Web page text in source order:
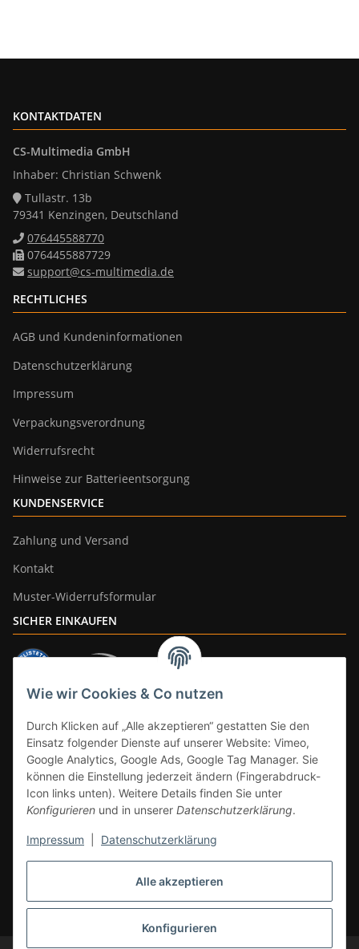
Alle akzeptieren
Konfigurieren
Wie wir Cookies & Co nutzen
Durch Klicken auf „Alle akzeptieren“ gestatten Sie den
Einsatz folgender Dienste auf unserer Website: Vimeo,
Google Analytics, Google Ads, Google Tag Manager. Sie
können die Einstellung jederzeit ändern (Fingerabdruck-
Icon links unten). Weitere Details finden Sie unter
Konfigurieren und in unserer Datenschutzerklärung.
Impressum Datenschutzerklärung
KONTAKTDATEN
CS-Multimedia GmbH
Inhaber: Christian Schwenk
Tullastr. 13b
79341 Kenzingen, Deutschland
076445588770
0764455887729
support@cs-multimedia.de
RECHTLICHES
AGB und Kundeninformationen
Datenschutzerklärung
Impressum
Verpackungsverordnung
Widerrufsrecht
Hinweise zur Batterieentsorgung
KUNDENSERVICE
Zahlung und Versand
Kontakt
Muster-Widerrufsformular
SICHER EINKAUFEN
* Alle Preise inkl. gesetzlicher Mwst., zzgl.Versand
DE, gilt nicht für Großgeräte per Spedition). Artikel mit 0% MwSt. (gem. §